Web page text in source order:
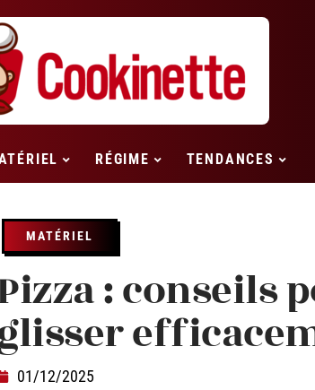
RÉGIME TENDANCES
MATÉRIEL
: conseils
01/12/2025